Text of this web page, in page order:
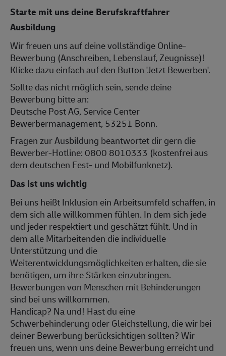
Starte mit uns deine Berufskraftfahrer
Ausbildung
Wir freuen uns auf deine vollständige Online-
Bewerbung (Anschreiben, Lebenslauf, Zeugnisse)!
Klicke dazu einfach auf den Button 'Jetzt Bewerben'.
Sollte das nicht möglich sein, sende deine
Bewerbung bitte an:
Deutsche Post AG, Service Center
Bewerbermanagement, 53251 Bonn.
Fragen zur Ausbildung beantwortet dir gern die
Bewerber-Hotline: 0800 8010333 (kostenfrei aus
dem deutschen Fest- und Mobilfunknetz).
Das ist uns wichtig
Bei uns heißt Inklusion ein Arbeitsumfeld schaffen, in
dem sich alle willkommen fühlen. In dem sich jede
und jeder respektiert und geschätzt fühlt. Und in
dem alle Mitarbeitenden die individuelle
Unterstützung und die
Weiterentwicklungsmöglichkeiten erhalten, die sie
benötigen, um ihre Stärken einzubringen.
Bewerbungen von Menschen mit Behinderungen
sind bei uns willkommen.
Handicap? Na und! Hast du eine
Schwerbehinderung oder Gleichstellung, die wir bei
deiner Bewerbung berücksichtigen sollten? Wir
freuen uns, wenn uns deine Bewerbung erreicht und